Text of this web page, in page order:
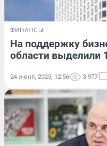
ФИНАНСЫ
На поддержку
области выделили
24 июня, 2025, 12:56 3 977